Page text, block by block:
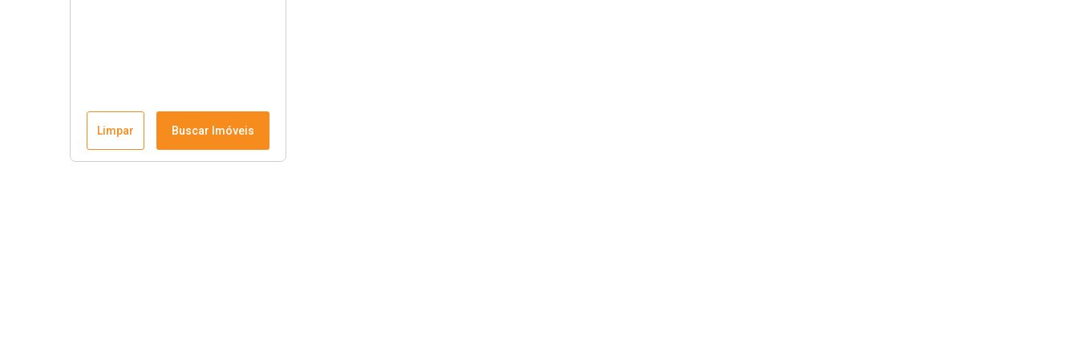
Limpar Buscar Imóveis